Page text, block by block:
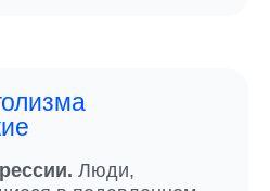
Люди,